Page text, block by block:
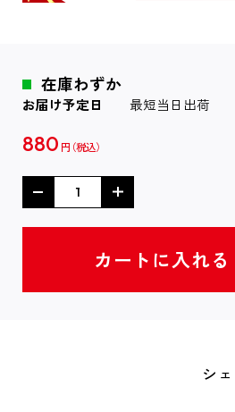
在庫わずか
お届け予定日 最短当日出荷
880 円
シ